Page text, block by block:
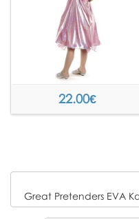
22.00€